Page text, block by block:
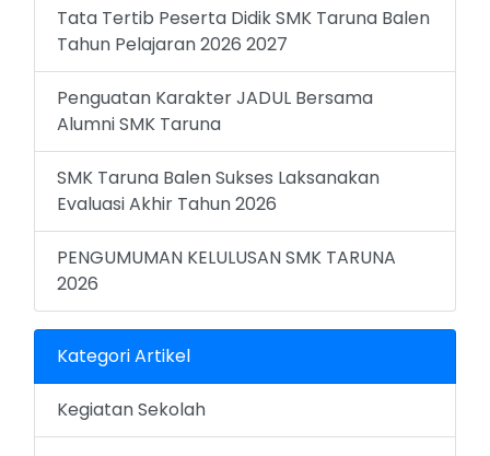
Tata Tertib Peserta Didik SMK Taruna Balen
Tahun Pelajaran 2026 2027
Penguatan Karakter JADUL Bersama
Alumni SMK Taruna
SMK Taruna Balen Sukses Laksanakan
Evaluasi Akhir Tahun 2026
PENGUMUMAN KELULUSAN SMK TARUNA
2026
Kategori Artikel
Kegiatan Sekolah